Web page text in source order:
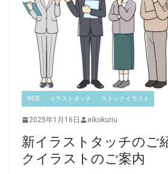
WEB イラストタッチ ストックイラスト
2025年1月16日 eikokuriu
新イラストタッチのご
クイラストのご案内